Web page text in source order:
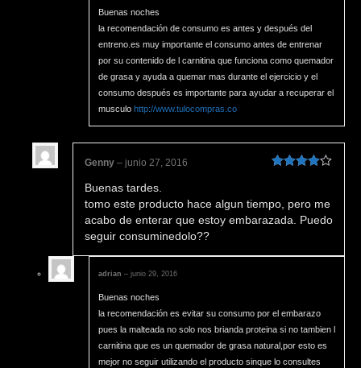
Buenas noches
la recomendación de consumo es antes y después del
entreno.es muy importante el consumo antes de entrenar
por su contenido de l carnitina que funciona como quemador
de grasa y ayuda a quemar mas durante el ejercicio y el
consumo después es importante para ayudar a recuperar el
musculo http://www.tulocompras.co
Genny – junio 27, 2016
Buenas tardes.
tomo este producto hace algun tiempo, pero me
acabo de enterar que estoy embarazada. Puedo
seguir consuminedolo??
adrian – junio 29, 2016
Buenas noches
la recomendación es evitar su consumo por el embarazo
pues la malteada no solo nos brianda proteina si no tambien l
carnitina que es un quemador de grasa natural,por esto es
mejor no seguir utilizando el producto sinque lo consultes